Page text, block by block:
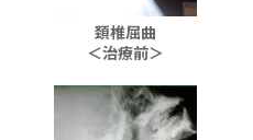
頚椎屈曲
＜治療前＞